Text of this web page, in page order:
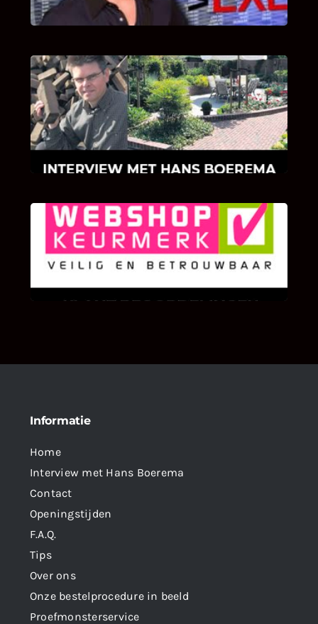
INTERVIEW MET HANS BOEREMA
Hoe Bricks and Stones ontstaan is en wat
Hans Boerema motiveert in de wereld van
klinkers en tegels!
KLANT BEOORDELINGEN
We zijn er zeer op gesteld om te weten wat u
als klant van ons en onze diensten vindt.
Informatie
Home
Interview met Hans Boerema
Contact
Openingstijden
F.A.Q.
Tips
Over ons
Onze bestelprocedure in beeld
Proefmonsterservice